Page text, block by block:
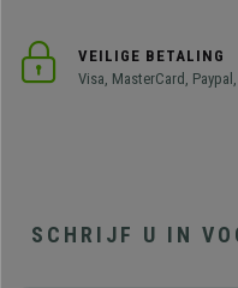
VEILIGE BETALING
Visa, MasterCard, Paypal,
SCHRIJF U IN